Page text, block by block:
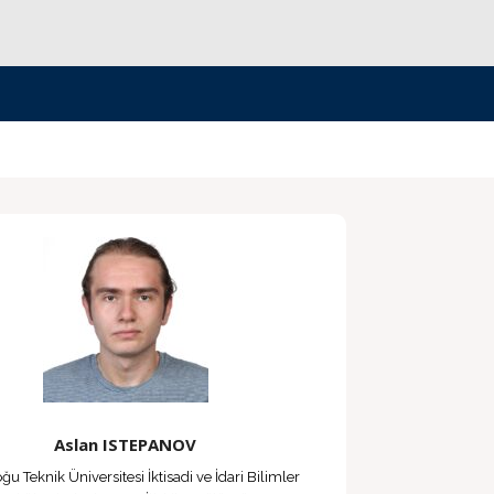
Aslan ISTEPANOV
Teknik Üniversitesi İktisadi ve İdari Bilimler